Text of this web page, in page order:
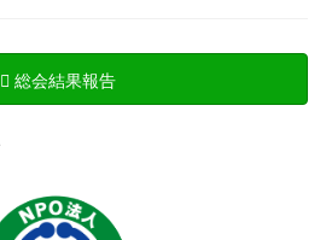
総会結果報告